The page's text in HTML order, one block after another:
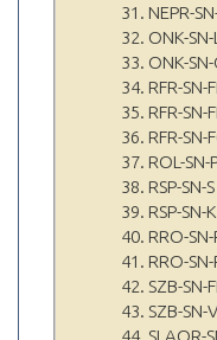
31. NEPR-
32. ONK-
33. ONK-
34. RFR-
35. RFR-
36. RFR-
37. ROL-
38. RSP-
39. RSP-
40. RRO-
41. RRO-
42. SZB-
43. SZB-
44. SLAOR-